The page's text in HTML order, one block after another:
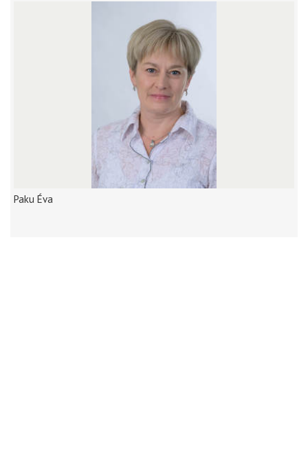
Paku Éva